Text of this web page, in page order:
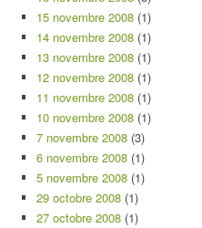
15 novembre 2008 (1)
14 novembre 2008 (1)
13 novembre 2008 (1)
12 novembre 2008 (1)
11 novembre 2008 (1)
10 novembre 2008 (1)
7 novembre 2008 (3)
6 novembre 2008 (1)
5 novembre 2008 (1)
29 octobre 2008 (1)
27 octobre 2008 (1)